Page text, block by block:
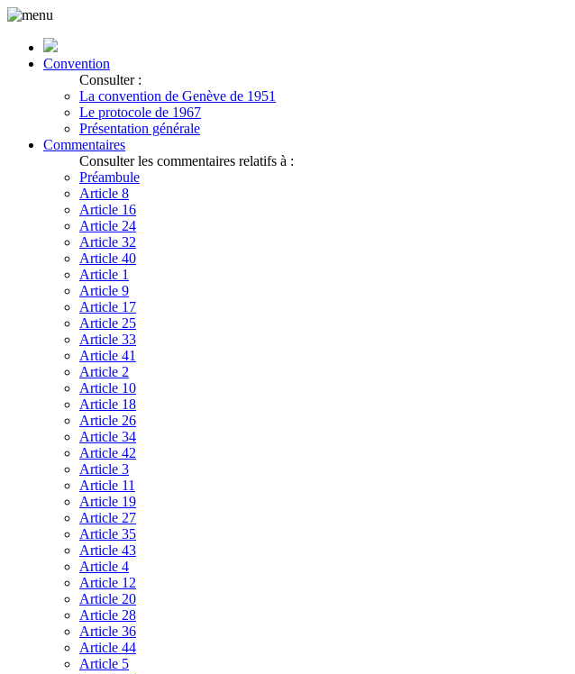
Convention
Consulter :
La convention de Genève de 1951
Le protocole de 1967
Présentation générale
Commentaires
Consulter les commentaires relatifs à :
Préambule
Article 8
Article 16
Article 24
Article 32
Article 40
Article 1
Article 9
Article 17
Article 25
Article 33
Article 41
Article 2
Article 10
Article 18
Article 26
Article 34
Article 42
Article 3
Article 11
Article 19
Article 27
Article 35
Article 43
Article 4
Article 12
Article 20
Article 28
Article 36
Article 44
Article 5